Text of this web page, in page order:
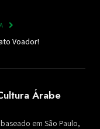
Voador!
Árabe
em São Paulo,